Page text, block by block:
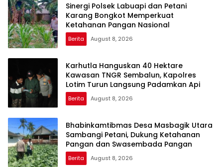
Sinergi Polsek Labuapi dan Petani
Karang Bongkot Memperkuat
Ketahanan Pangan Nasional
Berita August 8, 2026
Karhutla Hanguskan 40 Hektare
Kawasan TNGR Sembalun, Kapolres
Lotim Turun Langsung Padamkan Api
Berita August 8, 2026
Bhabinkamtibmas Desa Masbagik Utara
Sambangi Petani, Dukung Ketahanan
Pangan dan Swasembada Pangan
Berita August 8, 2026